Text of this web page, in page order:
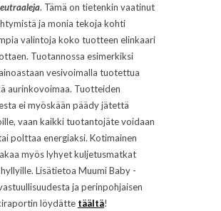
. Tämä on tietenkin vaatinut
ja monia tekoja kohti
valintoja koko tuotteen elinkaari
Tuotannossa esimerkiksi
vesivoimalla tuotettua
aurinkovoimaa. Tuotteiden
ei myöskään päädy jätettä
vaan kaikki tuotantojäte voidaan
polttaa energiaksi. Kotimainen
myös lyhyet kuljetusmatkat
Lisätietoa Muumi Baby -
ja perinpohjaisen
löydätte täältä!